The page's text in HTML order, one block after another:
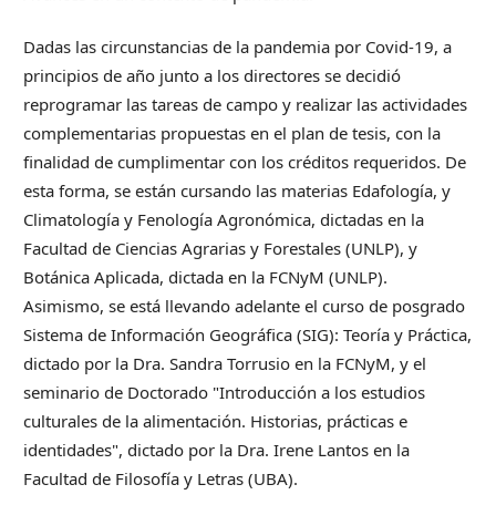
Dadas las circunstancias de la pandemia por Covid-19, a
principios de año junto a los directores se decidió
reprogramar las tareas de campo y realizar las actividades
complementarias propuestas en el plan de tesis, con la
finalidad de cumplimentar con los créditos requeridos. De
esta forma, se están cursando las materias Edafología, y
Climatología y Fenología Agronómica, dictadas en la
Facultad de Ciencias Agrarias y Forestales (UNLP), y
Botánica Aplicada, dictada en la FCNyM (UNLP).
Asimismo, se está llevando adelante el curso de posgrado
Sistema de Información Geográfica (SIG): Teoría y Práctica,
dictado por la Dra. Sandra Torrusio en la FCNyM, y el
seminario de Doctorado "Introducción a los estudios
culturales de la alimentación. Historias, prácticas e
identidades", dictado por la Dra. Irene Lantos en la
Facultad de Filosofía y Letras (UBA).